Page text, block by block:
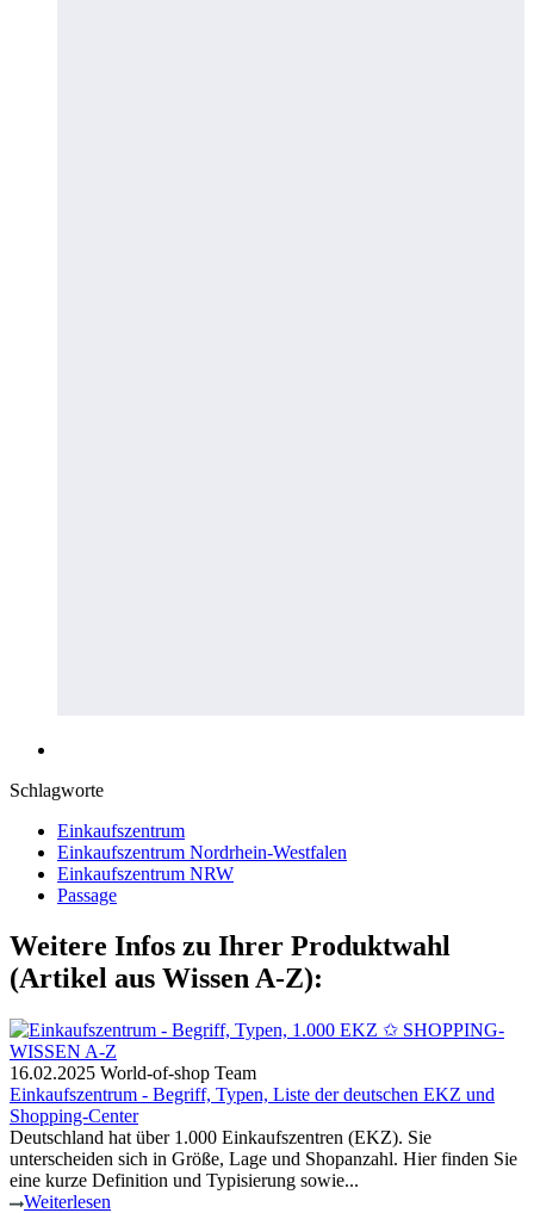
Schlagworte
Einkaufszentrum
Einkaufszentrum Nordrhein-Westfalen
Einkaufszentrum NRW
Passage
Weitere Infos zu Ihrer Produktwahl
(Artikel aus Wissen A-Z):
16.02.2025 World-of-shop Team
Einkaufszentrum - Begriff, Typen, Liste der deutschen EKZ und
Shopping-Center
Deutschland hat über 1.000 Einkaufszentren (EKZ). Sie
unterscheiden sich in Größe, Lage und Shopanzahl. Hier finden Sie
eine kurze Definition und Typisierung sowie...
Weiterlesen